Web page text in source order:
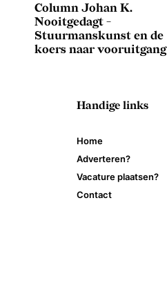
Column Johan K.
Nooitgedagt -
Stuurmanskunst en de
koers naar vooruitgang
Handige links
Home
Adverteren?
Vacature plaatsen?
Contact